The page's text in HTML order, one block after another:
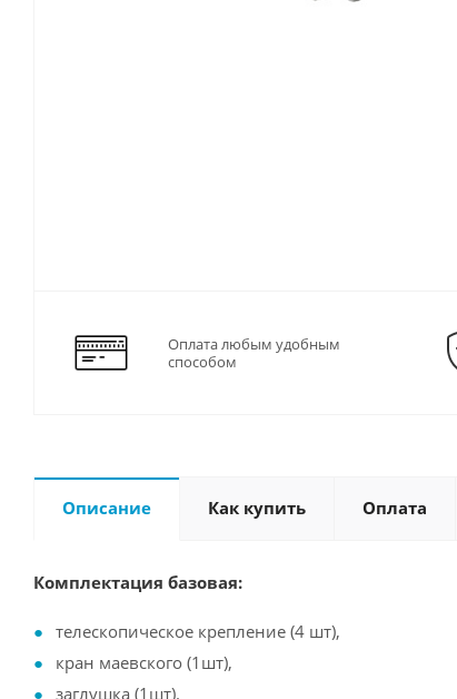
Оплата любым удобным
способом
Описание Как купить Оплата
Комплектация базовая:
телескопическое крепление (4 шт),
кран маевского (1шт),
заглушка (1шт).